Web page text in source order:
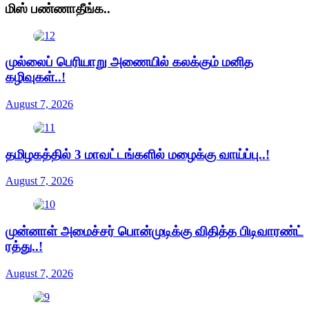
மிஸ் பண்ணாதீங்க..
முல்லைப் பெரியாறு அணையில் கலக்கும் மனித
கழிவுகள்..!
August 7, 2026
தமிழகத்தில் 3 மாவட்டங்களில் மழைக்கு வாய்ப்பு..!
August 7, 2026
முன்னாள் அமைச்சர் பொன்முடிக்கு விதித்த பிடிவாரண்ட்
ரத்து..!
August 7, 2026